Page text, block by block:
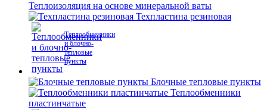
Теплоизоляция на основе минеральной ваты
Техпластина резиновая
Теплообменники
и блочно-
тепловые
пункты
Блочные тепловые пункты
Теплообменники
пластинчатые